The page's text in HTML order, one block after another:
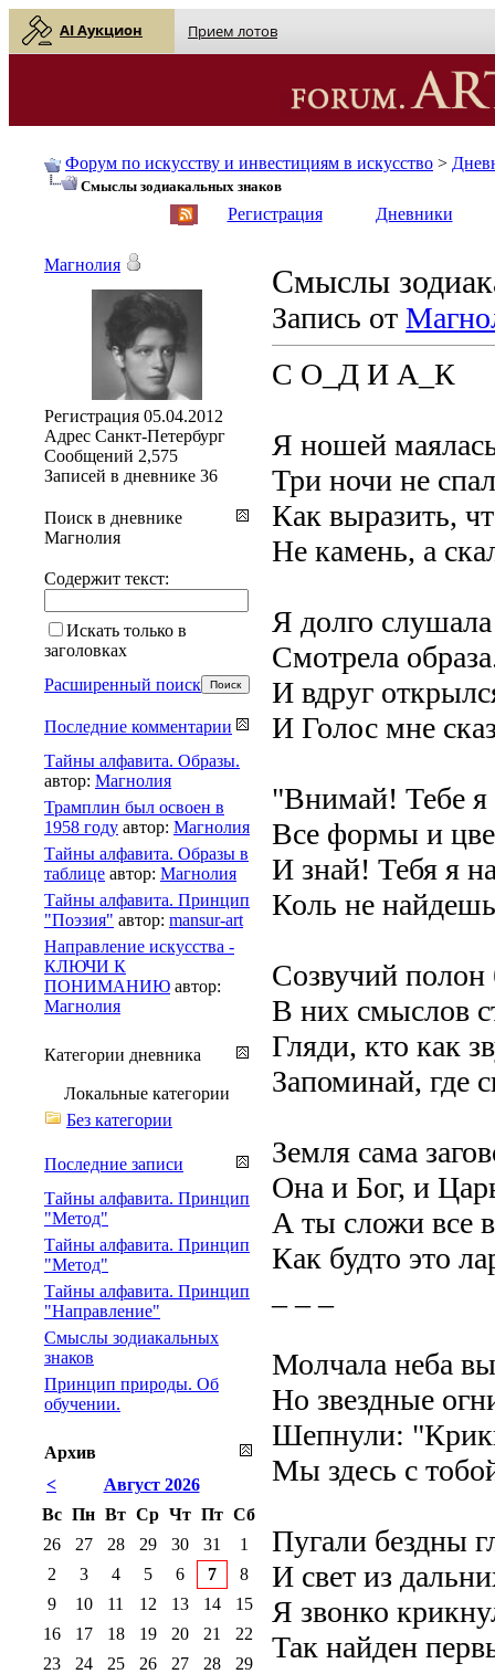
AI Аукцион Прием лотов
Форум по искусству и инвестициям в искусство >
Смыслы зодиакальных знаков
Регистрация Дневники
Смыслы
Запись от
С О_Д И А_К
Я ношей
Три ночи не
Как выразить,
Не камень, а
Я долго
Смотрела
И вдруг
И Голос мне
"Внимай! Тебе я
Все формы и
И знай! Тебя я
Коль не
Созвучий полон
В них смыслов
Гляди, кто как
Запоминай, где
Земля сама
Она и Бог, и
А ты сложи все
Как будто это
Молчала неба
Но звездные
Шепнули:
Мы здесь с
Пугали бездны
И свет из
Я звонко
Так найден
Магнолия
Регистрация 05.04.2012
Адрес Санкт-Петербург
Сообщений 2,575
Записей в дневнике 36
Поиск в дневнике
Магнолия
Содержит текст:
Искать только в
заголовках
Расширенный поиск
Последние комментарии
Тайны алфавита. Образы.
автор: Магнолия
Трамплин был освоен в
1958 году автор: Магнолия
Тайны алфавита. Образы в
таблице автор: Магнолия
Тайны алфавита. Принцип
"Поэзия" автор: mansur-art
Направление искусства -
КЛЮЧИ К
ПОНИМАНИЮ автор:
Магнолия
Категории дневника
Локальные категории
Без категории
Последние записи
Тайны алфавита. Принцип
"Метод"
Тайны алфавита. Принцип
"Метод"
Тайны алфавита. Принцип
"Направление"
Смыслы зодиакальных
знаков
Принцип природы. Об
обучении.
Архив
<
Август 2026
Вс Пн Вт Ср Чт Пт Сб
26
27 28 29 30 31
1
2
3 4 5 6 7
8
9
10 11 12 13 14
15
16
17 18 19 20 21
22
23
24 25 26 27 28
29